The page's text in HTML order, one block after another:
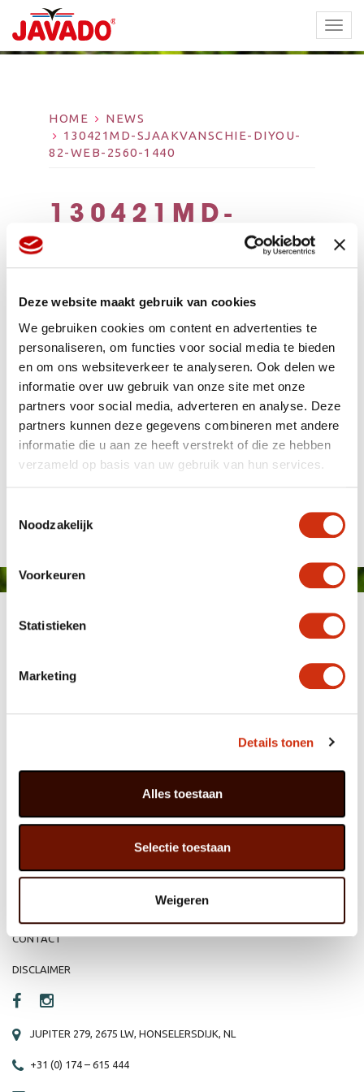
Deze website maakt gebruik van cookies
We gebruiken cookies om content en advertenties te
personaliseren, om functies voor social media te bieden
en om ons websiteverkeer te analyseren. Ook delen we
informatie over uw gebruik van onze site met onze
partners voor social media, adverteren en analyse. Deze
partners kunnen deze gegevens combineren met andere
informatie die u aan ze heeft verstrekt of die ze hebben
verzameld op basis van uw gebruik van hun services.
Noodzakelijk
Voorkeuren
Statistieken
Marketing
Details tonen
Alles toestaan
Selectie toestaan
Weigeren
HOME
NEWS
130421MD-SJAAKVANSCHIE-DIYOU-
82-WEB-2560-1440
130421MD-
SJAAKVANSCHIE-
DIYOU-82-WEB-
2560-1440
HOME
PRODUCTEN
WEBSHOP
NIEUWS
VACATURE
PRIVACY STATEMENT
CONTACT
DISCLAIMER
JUPITER 279, 2675 LW, HONSELERSDIJK, NL
+31 (0) 174 – 615 444